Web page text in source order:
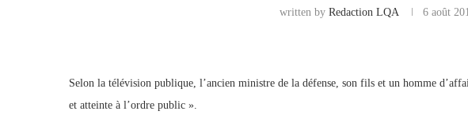
written by Redaction LQA 6 août
Selon la télévision publique, l’ancien ministre de la défense, son fils et un homme
et atteinte à l’ordre public ».